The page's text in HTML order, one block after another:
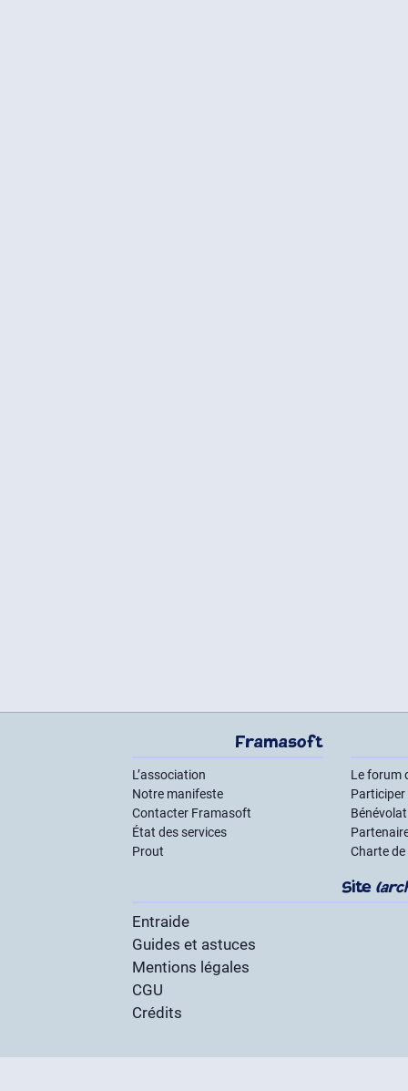
Framasoft
L’association
Notre manifeste
Contacter Framasoft
État des services
Prout
Le forum
Participer
Charte
Site
Entraide
Guides et astuces
Mentions légales
CGU
Crédits